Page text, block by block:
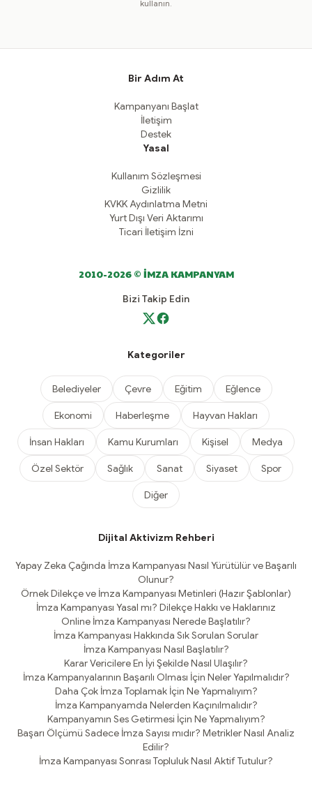
kullanın.
Bir Adım At
Kampanyanı Başlat
İletişim
Destek
Yasal
Kullanım Sözleşmesi
Gizlilik
KVKK Aydınlatma Metni
Yurt Dışı Veri Aktarımı
Ticari İletişim İzni
2010-2026 © İMZA KAMPANYAM
Bizi Takip Edin
Kategoriler
Belediyeler Çevre Eğitim Eğlence
Ekonomi Haberleşme Hayvan Hakları
İnsan Hakları Kamu Kurumları Kişisel Medya
Özel Sektör Sağlık Sanat Siyaset Spor
Diğer
Dijital Aktivizm Rehberi
Yapay Zeka Çağında İmza Kampanyası Nasıl Yürütülür ve Başarılı
Olunur?
Örnek Dilekçe ve İmza Kampanyası Metinleri (Hazır Şablonlar)
İmza Kampanyası Yasal mı? Dilekçe Hakkı ve Haklarınız
Online İmza Kampanyası Nerede Başlatılır?
İmza Kampanyası Hakkında Sık Sorulan Sorular
İmza Kampanyası Nasıl Başlatılır?
Karar Vericilere En İyi Şekilde Nasıl Ulaşılır?
İmza Kampanyalarının Başarılı Olması İçin Neler Yapılmalıdır?
Daha Çok İmza Toplamak İçin Ne Yapmalıyım?
İmza Kampanyamda Nelerden Kaçınılmalıdır?
Kampanyamın Ses Getirmesi İçin Ne Yapmalıyım?
Başarı Ölçümü Sadece İmza Sayısı mıdır? Metrikler Nasıl Analiz
Edilir?
İmza Kampanyası Sonrası Topluluk Nasıl Aktif Tutulur?